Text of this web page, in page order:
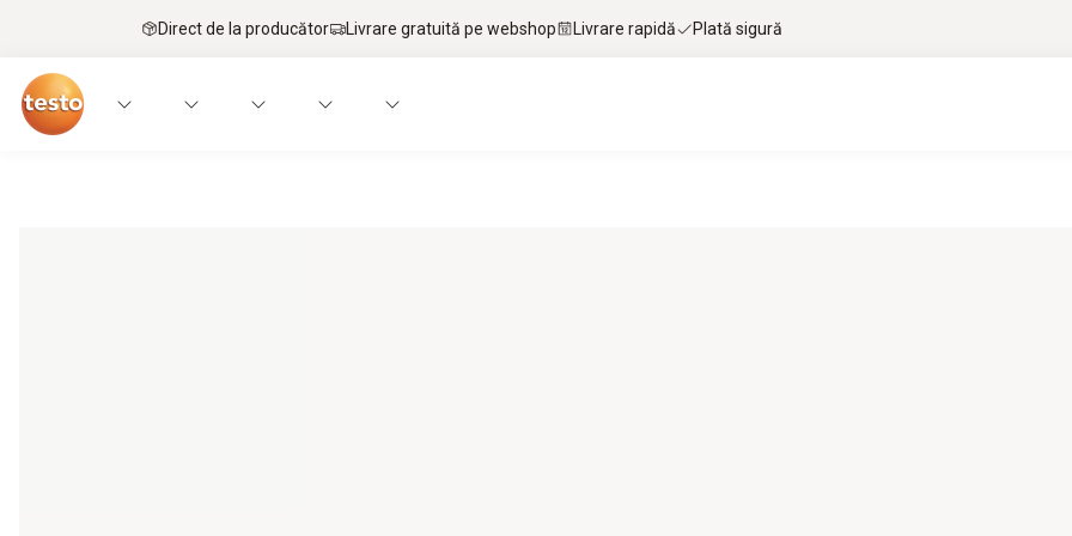
Direct de la producător Livrare gratuită pe webshop Livrare rapidă Plată sigură